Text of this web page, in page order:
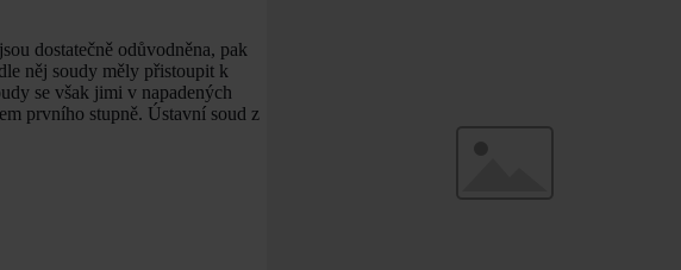
dostatečně odůvodněna, pak
něj soudy měly přistoupit k
se však jimi v napadených
prvního stupně. Ústavní soud z